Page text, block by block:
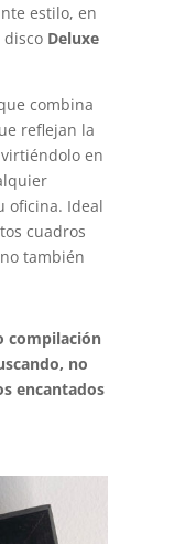
estilo, en
disco Deluxe
combina
reflejan la
en
oficina. Ideal
cuadros
también
compilación
no
encantados